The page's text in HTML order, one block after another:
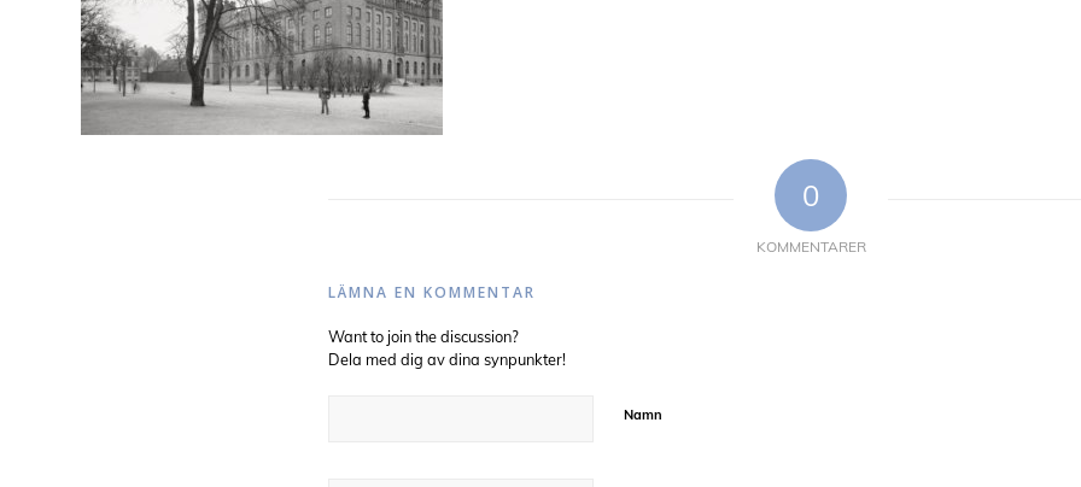
0
KOMMENTARER
LÄMNA EN KOMMENTAR
Want to join the discussion?
Dela med dig av dina synpunkter!
Namn